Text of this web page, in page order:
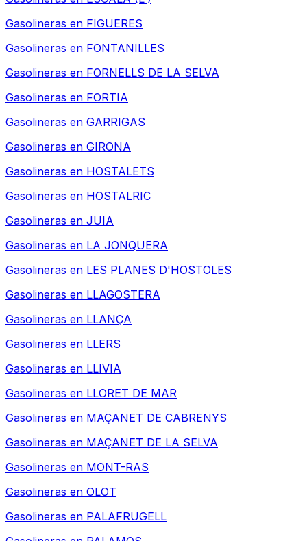
Gasolineras en FIGUERES
Gasolineras en FONTANILLES
Gasolineras en FORNELLS DE LA SELVA
Gasolineras en FORTIA
Gasolineras en GARRIGAS
Gasolineras en GIRONA
Gasolineras en HOSTALETS
Gasolineras en HOSTALRIC
Gasolineras en JUIA
Gasolineras en LA JONQUERA
Gasolineras en LES PLANES D'HOSTOLES
Gasolineras en LLAGOSTERA
Gasolineras en LLANÇA
Gasolineras en LLERS
Gasolineras en LLIVIA
Gasolineras en LLORET DE MAR
Gasolineras en MAÇANET DE CABRENYS
Gasolineras en MAÇANET DE LA SELVA
Gasolineras en MONT-RAS
Gasolineras en OLOT
Gasolineras en PALAFRUGELL